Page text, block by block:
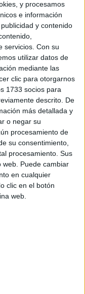
y procesamos
e información
y contenido
servicios. Con su
utilizar datos de
mediante las
clic para otorgarnos
1733 socios para
descrito. De
más detallada y
o negar su
procesamiento de
su consentimiento,
procesamiento. Sus
web. Puede cambiar
en cualquier
clic en el botón
web.
pertenece al
agentes también se
interior de una
a esta gran
cerrar el círculoen
joven, ocurrida
de todas las
de
un coche de
a reconocer este
y se ha hecho con